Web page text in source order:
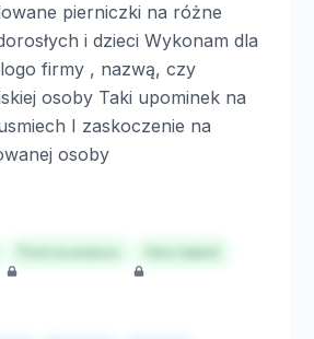
pierniczki na różne
i dzieci Wykonam dla
firmy , nazwą, czy
osoby Taki upominek na
I zaskoczenie na
osoby
Hire talent